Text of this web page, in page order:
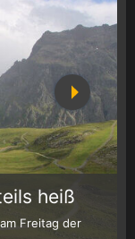
heiß
Freitag der